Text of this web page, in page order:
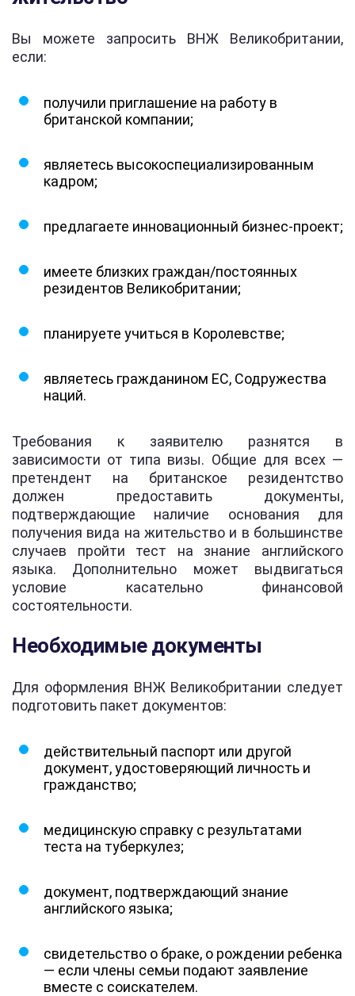
Вы можете запросить ВНЖ Великобритании,
если:
получили приглашение на работу в
британской компании;
являетесь высокоспециализированным
кадром;
предлагаете инновационный бизнес-проект;
имеете близких граждан/постоянных
резидентов Великобритании;
планируете учиться в Королевстве;
являетесь гражданином ЕС, Содружества
наций.
Требования к заявителю разнятся в
зависимости от типа визы. Общие для всех —
претендент на британское резидентство
должен предоставить документы,
подтверждающие наличие основания для
получения вида на жительство и в большинстве
случаев пройти тест на знание английского
языка. Дополнительно может выдвигаться
условие касательно финансовой
состоятельности.
Необходимые документы
Для оформления ВНЖ Великобритании следует
подготовить пакет документов:
действительный паспорт или другой
документ, удостоверяющий личность и
гражданство;
медицинскую справку с результатами
теста на туберкулез;
документ, подтверждающий знание
английского языка;
свидетельство о браке, о рождении ребенка
— если члены семьи подают заявление
вместе с соискателем.